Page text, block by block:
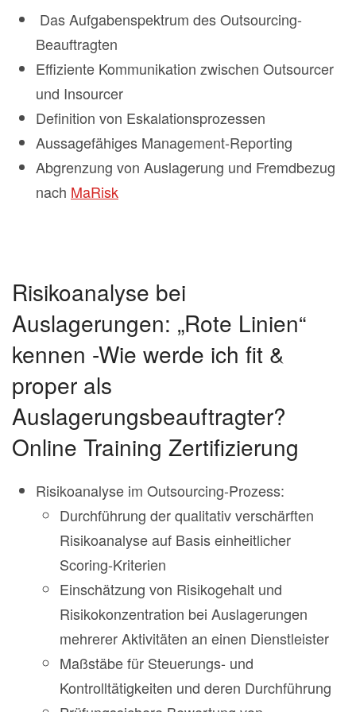
Das Aufgabenspektrum des Outsourcing-
Beauftragten
Effiziente Kommunikation zwischen Outsourcer
und Insourcer
Definition von Eskalationsprozessen
Aussagefähiges Management-Reporting
Abgrenzung von Auslagerung und Fremdbezug
nach MaRisk
Risikoanalyse bei
Auslagerungen: „Rote Linien“
kennen -Wie werde ich fit &
proper als
Auslagerungsbeauftragter?
Online Training Zertifizierung
Risikoanalyse im Outsourcing-Prozess:
Durchführung der qualitativ verschärften
Risikoanalyse auf Basis einheitlicher
Scoring-Kriterien
Einschätzung von Risikogehalt und
Risikokonzentration bei Auslagerungen
mehrerer Aktivitäten an einen Dienstleister
Maßstäbe für Steuerungs- und
Kontrolltätigkeiten und deren Durchführung